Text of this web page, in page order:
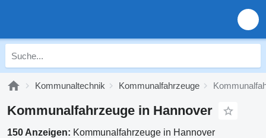
Kommunaltechnik Kommunalfahrzeuge
Kommunalfahrzeuge in Hannover
150 Anzeigen: Kommunalfahrzeuge in Hannover